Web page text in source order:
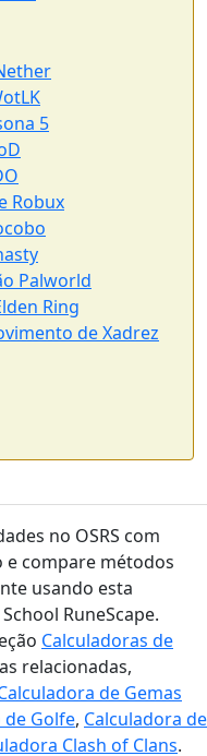
5
Robux
Palworld
Ring
de Xadrez
no OSRS com
e compare métodos
usando esta
RuneScape.
Calculadoras de
relacionadas,
de Gemas
de Golfe, Calculadora de
Clash of Clans.